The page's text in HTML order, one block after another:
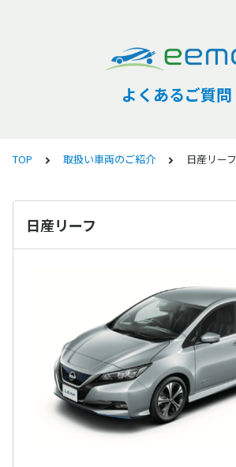
よくあるご質問
TOP 取扱い車両のご紹介 日産リーフ
日産リーフ